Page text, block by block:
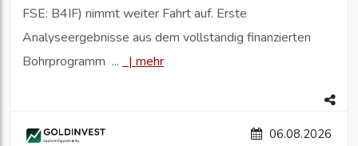
FSE: B4IF) nimmt weiter Fahrt auf. Erste
Analyseergebnisse aus dem vollständig finanzierten
Bohrprogramm ... |mehr
06.08.2026